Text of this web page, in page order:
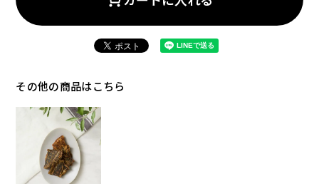
アウトレット 補助食品
その他の商品はこちら